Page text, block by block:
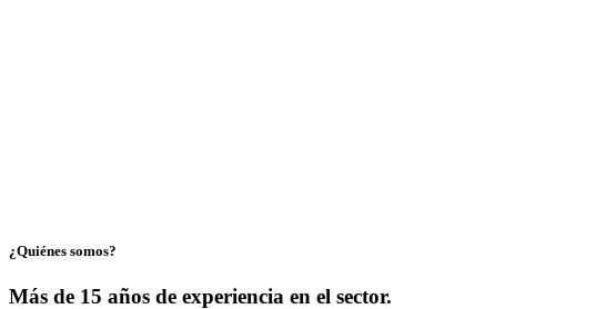
¿Quiénes somos?
Más de 15 años de experiencia en el sector.